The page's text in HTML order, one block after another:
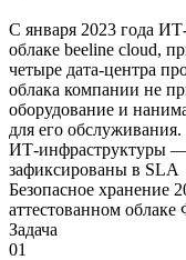
C января 2023 года
облаке beeline cloud,
четыре дата-центра
облака компании не
оборудование и
для его
ИТ-инфраструктуры —
зафиксированы в SLA
Безопасное хранение
аттестованном облаке
Задача
01